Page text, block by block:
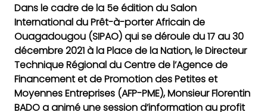
Dans le cadre de la 5e édition du Salon
International du Prêt-à-porter Africain de
Ouagadougou (SIPAO) qui se déroule du 17 au 30
décembre 2021 à la Place de la Nation, le Directeur
Technique Régional du Centre de l’Agence de
Financement et de Promotion des Petites et
Moyennes Entreprises (AFP-PME), Monsieur Florentin
BADO a animé une session d’information au profit